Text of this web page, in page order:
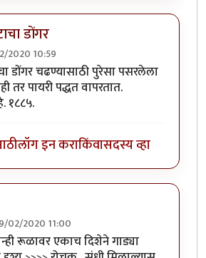
डोंगर
2020 10:59
डोंगर चढण्यासाठी पुरेसा पसरलेला
तर पायरी पद्धत वापरतात.
१८८५.
लॉग इन कराकिंवासदस्य व्हा
02/2020 11:00
रूळावर एकाच दिशेने गाड्या